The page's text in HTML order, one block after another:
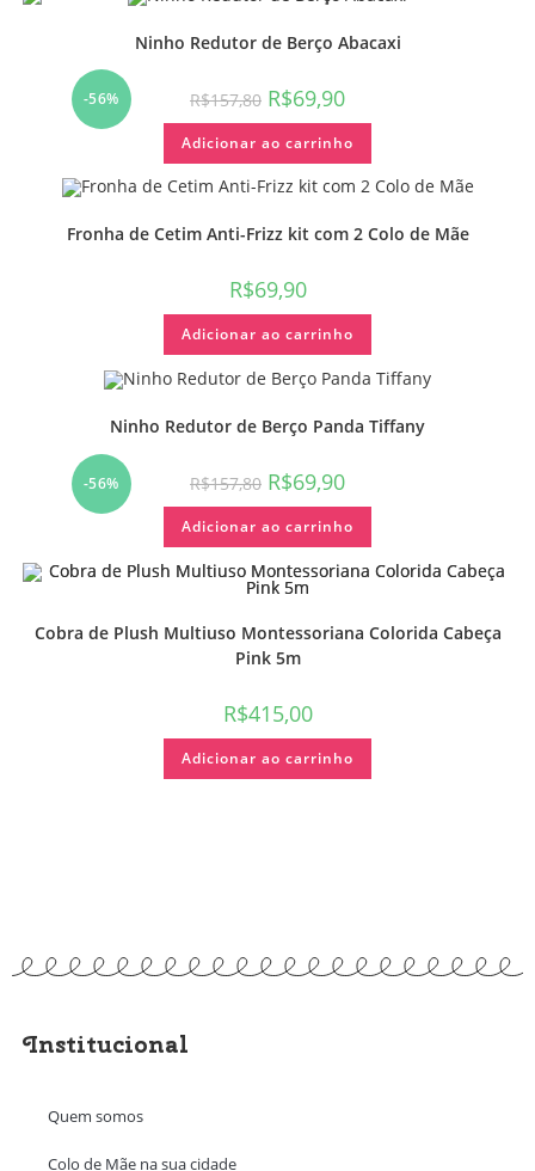
-56%
Ninho Redutor de Berço Abacaxi
R$157,80 R$69,90
Adicionar ao carrinho
Fronha de Cetim Anti-Frizz kit com 2 Colo de Mãe
R$69,90
Adicionar ao carrinho
-56%
Ninho Redutor de Berço Panda Tiffany
R$157,80 R$69,90
Adicionar ao carrinho
Cobra de Plush Multiuso Montessoriana Colorida Cabeça
Pink 5m
R$415,00
Adicionar ao carrinho
Institucional
Quem somos
Colo de Mãe na sua cidade